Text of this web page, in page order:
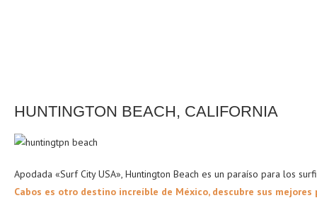
HUNTINGTON BEACH, CALIFORNIA
Apodada «Surf City USA», Huntington Beach es un paraíso para los
Cabos es otro destino increíble de México, descubre sus mejores